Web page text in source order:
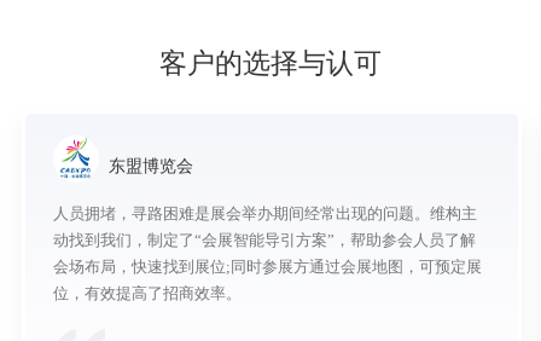
客户的选择与认可
东盟博览会
人员拥堵，寻路困难是展会举办期间经常出现的问题。维构主
动找到我们，制定了“会展智能导引方案”，帮助参会人员了解
会场布局，快速找到展位;同时参展方通过会展地图，可预定展
位，有效提高了招商效率。